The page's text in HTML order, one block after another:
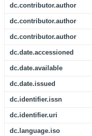
dc.contributor.author
dc.contributor.author
dc.contributor.author
dc.date.accessioned
dc.date.available
dc.date.issued
dc.identifier.issn
dc.identifier.uri
dc.language.iso